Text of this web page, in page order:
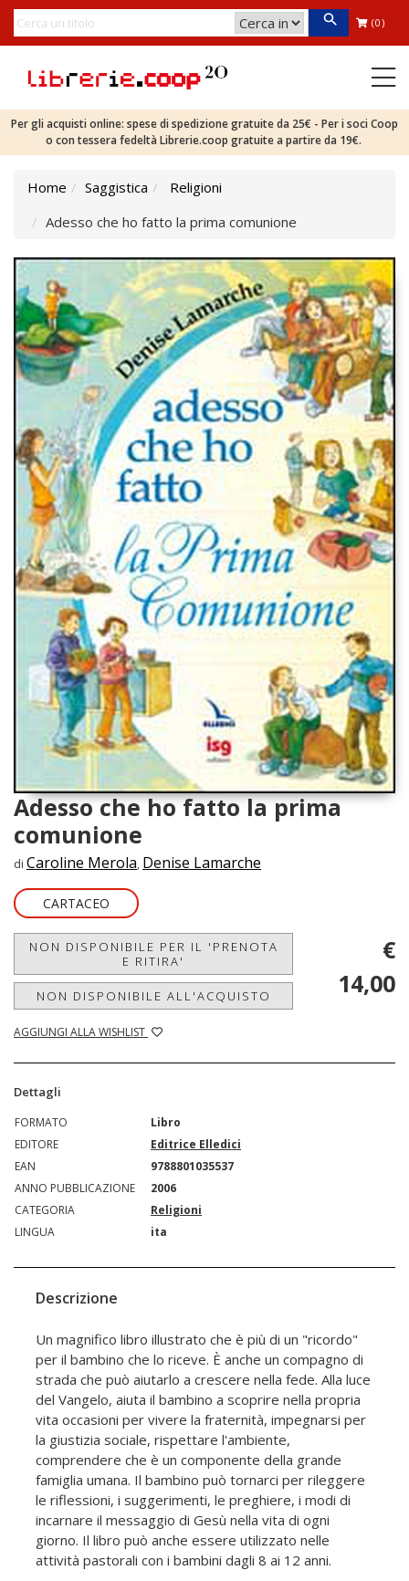
(0)
Per gli acquisti online: spese di spedizione gratuite da 25€ - Per i soci Coop
o con tessera fedeltà Librerie.coop gratuite a partire da 19€.
Home Saggistica
Religioni
Adesso che ho fatto la prima comunione
Adesso che ho fatto la prima
comunione
di Caroline Merola, Denise Lamarche
CARTACEO
NON DISPONIBILE PER IL 'PRENOTA
E RITIRA'
NON DISPONIBILE ALL'ACQUISTO
AGGIUNGI ALLA WISHLIST
€
14,00
Dettagli
FORMATO
Libro
EDITORE
Editrice Elledici
EAN
9788801035537
ANNO PUBBLICAZIONE
2006
CATEGORIA
Religioni
LINGUA
ita
Descrizione
Un magnifico libro illustrato che è più di un "ricordo"
per il bambino che lo riceve. È anche un compagno di
strada che può aiutarlo a crescere nella fede. Alla luce
del Vangelo, aiuta il bambino a scoprire nella propria
vita occasioni per vivere la fraternità, impegnarsi per
la giustizia sociale, rispettare l'ambiente,
comprendere che è un componente della grande
famiglia umana. Il bambino può tornarci per rileggere
le riflessioni, i suggerimenti, le preghiere, i modi di
incarnare il messaggio di Gesù nella vita di ogni
giorno. Il libro può anche essere utilizzato nelle
attività pastorali con i bambini dagli 8 ai 12 anni.